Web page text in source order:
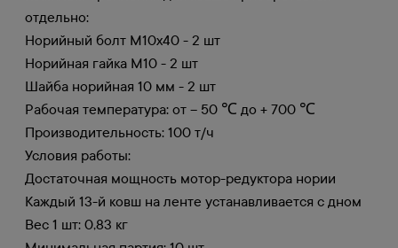
отдельно:
Норийный болт М10х40 - 2 шт
Норийная гайка М10 - 2 шт
Шайба норийная 10 мм - 2 шт
Рабочая температура: от – 50 ℃ до + 700 ℃
Производительность: 100 т/ч
Условия работы:
Достаточная мощность мотор-редуктора нории
Каждый 13-й ковш на ленте устанавливается с дном
Вес 1 шт: 0,83 кг